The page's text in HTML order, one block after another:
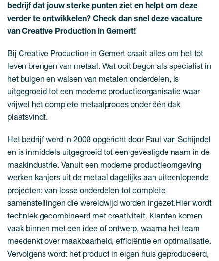
bedrijf dat jouw sterke punten ziet en helpt om deze
verder te ontwikkelen? Check dan snel deze vacature
van Creative Production in Gemert!
Bij Creative Production in Gemert draait alles om het tot
leven brengen van metaal. Wat ooit begon als specialist in
het buigen en walsen van metalen onderdelen, is
uitgegroeid tot een moderne productieorganisatie waar
vrijwel het complete metaalproces onder één dak
plaatsvindt.
Het bedrijf werd in 2008 opgericht door Paul van Schijndel
en is inmiddels uitgegroeid tot een gevestigde naam in de
maakindustrie. Vanuit een moderne productieomgeving
werken kanjers uit de metaal dagelijks aan uiteenlopende
projecten: van losse onderdelen tot complete
samenstellingen die wereldwijd worden ingezet.Hier wordt
techniek gecombineerd met creativiteit. Klanten komen
vaak binnen met een idee of ontwerp, waarna het team
meedenkt over maakbaarheid, efficiëntie en optimalisatie.
Vervolgens wordt het product in eigen huis geproduceerd,